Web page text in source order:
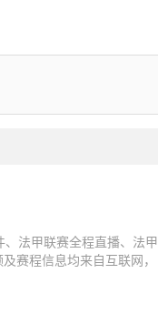
法甲联赛全程直播、法甲
赛程信息均来自互联网，